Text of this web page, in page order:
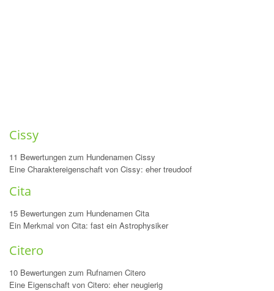
Cissy
11 Bewertungen zum Hundenamen Cissy
Eine Charaktereigenschaft von Cissy: eher treudoof
Cita
15 Bewertungen zum Hundenamen Cita
Ein Merkmal von Cita: fast ein Astrophysiker
Citero
10 Bewertungen zum Rufnamen Citero
Eine Eigenschaft von Citero: eher neugierig